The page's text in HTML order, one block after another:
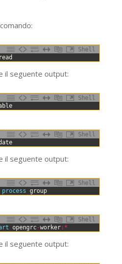
Shell
il seguente output:
Shell
Shell
il seguente output:
Shell
process group
Shell
opengrc-worker: *
il seguente output: